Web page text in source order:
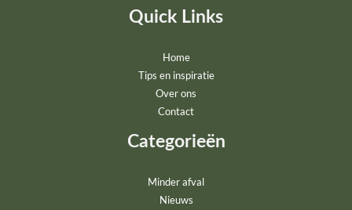
Quick Links
Home
Tips en inspiratie
Over ons
Contact
Categorieën
Minder afval
Nieuws